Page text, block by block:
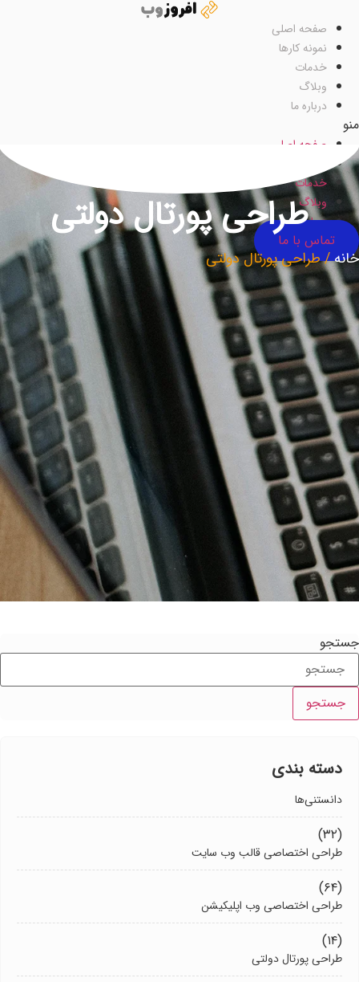
صفحه اصلی
نمونه کارها
خدمات
وبلاگ
درباره ما
منو
صفحه اصلی
خدمات
وبلاگ
درباره ما
تماس با ما
طراحی پورتال دولتی
خانه/طراحی پورتال دولتی
جستجو
جستجو
دسته بندی
دانستنی‌ها
(۳۲)
طراحی اختصاصی قالب وب سایت
(۶۴)
طراحی اختصاصی وب اپلیکیشن
(۱۴)
طراحی پورتال دولتی